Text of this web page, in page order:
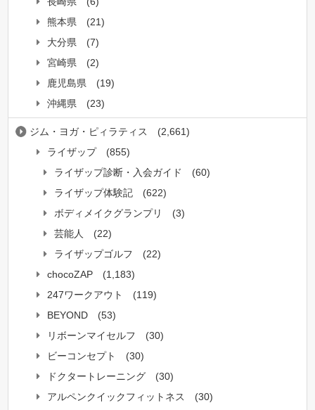
熊本県
(21)
大分県
(7)
宮崎県
(2)
鹿児島県
(19)
沖縄県
(23)
ジム・ヨガ・ピィラティス
(2,661)
ライザップ
(855)
ライザップ診断・入会ガイド
(60)
ライザップ体験記
(622)
ボディメイクグランプリ
(3)
芸能人
(22)
ライザップゴルフ
(22)
chocoZAP
(1,183)
247ワークアウト
(119)
BEYOND
(53)
リボーンマイセルフ
(30)
ビーコンセプト
(30)
ドクタートレーニング
(30)
アルペンクイックフィットネス
(30)